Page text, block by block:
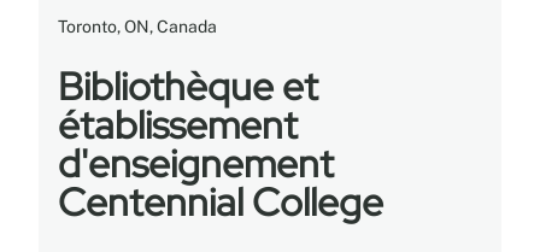
Toronto, ON, Canada
Bibliothèque et
établissement
d'enseignement
Centennial College